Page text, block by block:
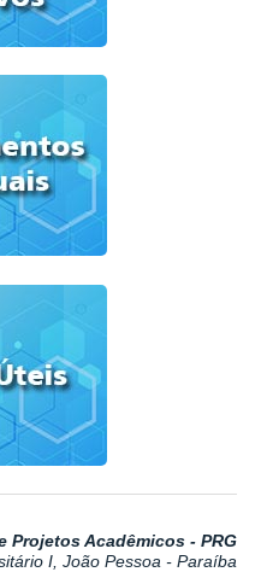
Projetos Acadêmicos - PRG
I, João Pessoa - Paraíba